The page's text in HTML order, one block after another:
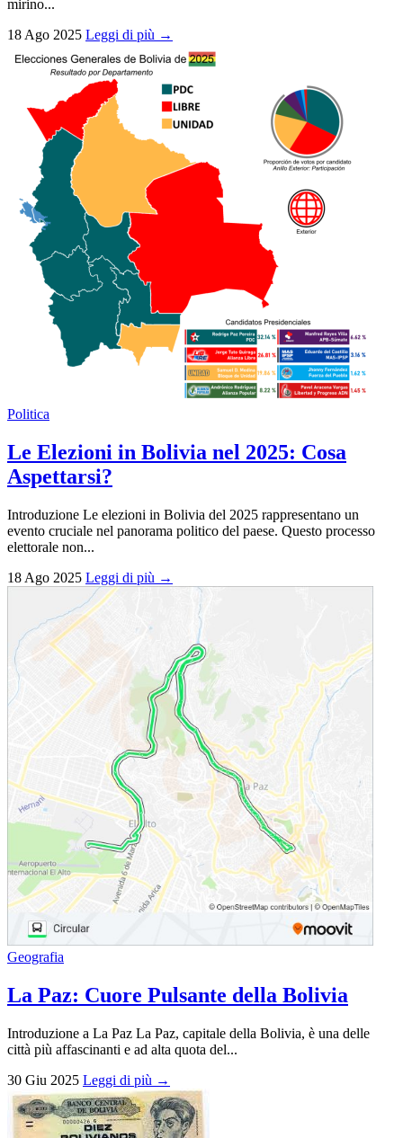
mirino...
18 Ago 2025 Leggi di più →
Politica
Le Elezioni in Bolivia nel 2025: Cosa
Aspettarsi?
Introduzione Le elezioni in Bolivia del 2025 rappresentano un
evento cruciale nel panorama politico del paese. Questo processo
elettorale non...
18 Ago 2025 Leggi di più →
Geografia
La Paz: Cuore Pulsante della Bolivia
Introduzione a La Paz La Paz, capitale della Bolivia, è una delle
città più affascinanti e ad alta quota del...
30 Giu 2025 Leggi di più →